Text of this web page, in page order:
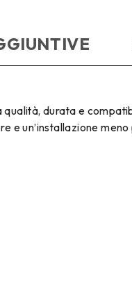
durata e
e un’installazione meno